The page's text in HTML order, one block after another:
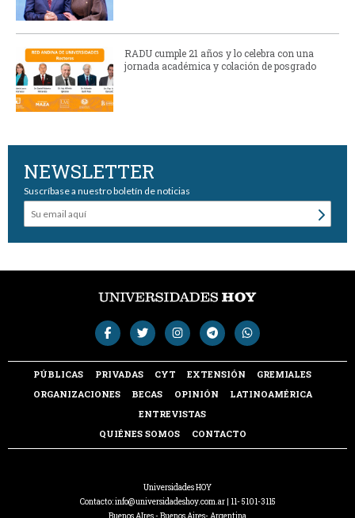
RADU cumple 21 años y lo celebra con una
jornada académica y colación de posgrado
NEWSLETTER
Suscríbase a nuestro boletín de noticias
PÚBLICAS PRIVADAS CYT EXTENSIÓN
GREMIALES
ORGANIZACIONES
BECAS OPINIÓN
LATINOAMÉRICA
ENTREVISTAS
QUIÉNES SOMOS
CONTACTO
Universidades HOY
Contacto:info@universidadeshoy.com.ar| 11- 5101-3115
Buenos AIres - Buenos Aires- Argentina